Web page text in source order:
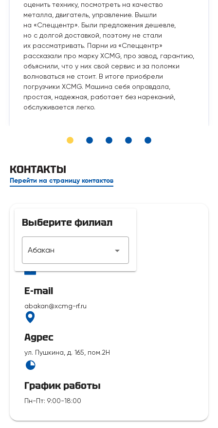
оценить технику, посмотреть на качество
металла, двигатель, управление. Вышли
на «Спеццентр». Были предложения дешевле,
но с долгой доставкой, поэтому не стали
их рассматривать. Парни из «Спеццентр»
рассказали про марку XCMG, про завод, гарантию,
объяснили, что у них свой сервис и за поломки
волноваться не стоит. В итоге приобрели
погрузчики XCMG. Машина себя оправдала,
простая, надежная, работает без нареканий,
обслуживается легко.
КОНТАКТЫ
Перейти на страницу контактов
Выберите филиал
Абакан
Телефон
E-mail
abakan@xcmg-rf.ru
Адрес
ул. Пушкина, д. 165, пом.2Н
График работы
Пн-Пт: 9:00-18:00